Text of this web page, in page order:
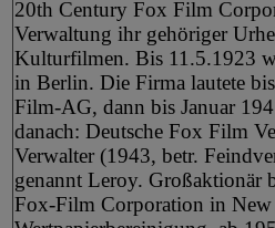
20th Century Fox Film
Verwaltung ihr gehöriger
Kulturfilmen. Bis 11.5.1923
in Berlin. Die Firma lautete
Film-AG, dann bis Januar
danach: Deutsche Fox Film
Verwalter (1943, betr.
genannt Leroy. Großaktionär
Fox-Film Corporation in